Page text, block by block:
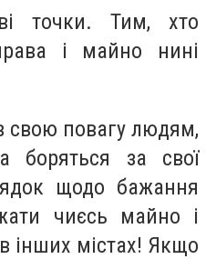
точки. Тим, хто
і майно нині
свою повагу людям,
боряться за свої
щодо бажання
чиєсь майно і
інших містах! Якщо